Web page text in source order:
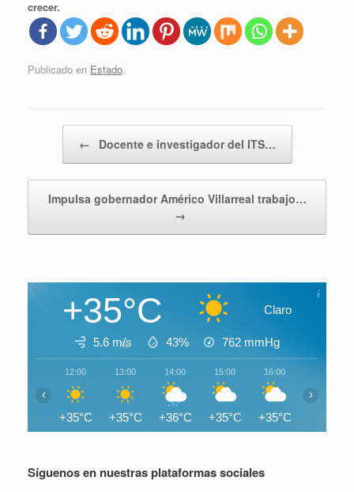
crecer.
Publicado en Estado.
← Docente e investigador del ITS…
Impulsa gobernador Américo Villarreal trabajo…
→
+35°C Claro
5.6 m/s 43% 762 mmHg
12:00
+35°C
13:00
+35°C
14:00
+36°C
15:00
+35°C
16:00
+35°C
‹ ›
Síguenos en nuestras plataformas sociales